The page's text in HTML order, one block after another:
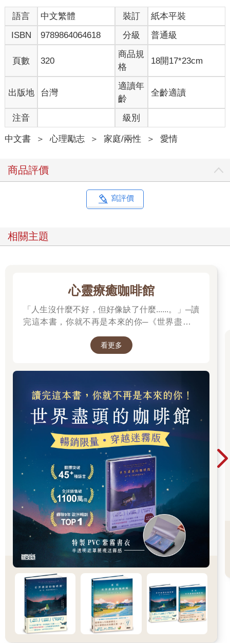
是我想要的那個人！」
「那你想要的是什麼呢？」
「我想要她裝出來的那些──」
「裝出來的？！」珍妮特火山大爆發了。
「等等，等等，」我輕聲打斷他們，抬起雙臂，手掌朝外，一手
對著一人，「布拉德，我先問問你，你希望珍妮特是什麼樣的妻
「就像我們剛開始約會時那樣──那個時候，我還以為她是我的夢
中情人呢。」
「你的『夢中情人』？這話是什麼意思？」
「只是打個比方啦。」布拉德回答說，身體陷進扶手椅裡，雙臂
抱胸。然後，他稍稍扭動了一下，嘴裡嘟囔著：「唉，這椅子真
不舒服！」
該是什麼樣的妻子？」
「反正跟坐在那張椅子上的人不一樣！」他嘴裡嘟囔著，扭過頭
「好吧，能再說得具體一點嗎？你理想中的女人應該是什麼樣
「嗯，你懂的！就像每個男人都想要的那樣。」
「呃，抱歉，我可不是永遠十八、胸大無腦、只想著性事的啦啦
中情人是什麼樣的吧。」我鼓勵他繼續說下去，足足花了十分鐘
給他打氣，還要給小倆口勸架。最後，他終於開了口：
「我只想要個善良、愛我的女人。她會覺得我是個好男人，你懂
吧？一個會支持我走向成功的女人。她不在意我的缺點，不會品
人待著，什麼時候該陪在我身邊。她要是個安安靜靜的女人，但
聰明又風趣，還是個性感的情人，在床上不用費太大力氣就能調
語言變得愈來愈僵硬，雙臂抱胸，雙腿交叉，臉漲得通紅。謝天
謝地，她沒有插嘴，給丈夫留出了他需要的空間。不過，布拉德
話音剛落，她就說起了自己的夢中情人：
「我想要個強壯的男人──身體當然得強壯，但情感上也得強大。
他要能理解我的感受，是個有同情心的傾聽者，能全心全意聽我
說話。我想要個職場上的成功人士，但在家裡也能修東西。而且
他不會把所有時間都花在工作上、泡在車庫裡，或者待在電腦前
面。他得是個好父親，會陪孩子們玩。還要是個火辣的情人，知
道在床上該怎麼慢慢調動我的興致。」
「哦，對了，」布拉德突然冒出一句，「對我們的孩子來說，我
想要的女人必須是個有耐心又有愛的母親，但不會累到晚上沒力
氣親熱。而且，在我想要的時候總是有興致，不需要每次辦正事
前，都得先忙個半小時。」
「我的夢中情人總是想要我，而不僅僅是我的身體。他永遠覺得
他們像這樣互相抱怨了好幾分鐘，最後各自倒回椅子上，臉上都
寫滿了悲傷。
「你們把各自的理想伴侶描述得很詳細了，」我說，「我相信，
如果有足夠的時間，你們能再想出二、三十點來。」我靠回椅背
上，先觀察了他們一會，然後發表了自己的看法，「但你們沒有
跟自己的理想伴侶結婚──你們跟對方結了婚。」
主題1：理想
語言 中文繁體 裝訂
紙本平裝
ISBN
9789864064618 分級 普通級
頁數 320
商品規
格
18開17*23cm
出版地 台灣
適讀年
齡
全齡適讀
注音 級別
中文書 ＞ 心理勵志 ＞ 家庭/兩性 ＞ 愛情
商品評價
寫評價
相關主題
心靈療癒咖啡館
「人生沒什麼不好，但好像缺了什麼......。」─讀
完這本書，你就不再是本來的你─《世界盡頭的
看更多